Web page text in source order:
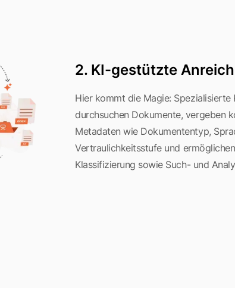
2. KI-gestützte
Hier kommt die Magie: Spezialisierte
durchsuchen Dokumente, vergeben
Metadaten wie Dokumententyp,
Vertraulichkeitsstufe und
Klassifizierung sowie Such- und